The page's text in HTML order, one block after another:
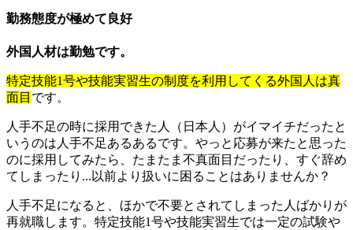
勤務態度が極めて良好
外国人材は勤勉です。
特定技能1号や技能実習生の制度を利用してくる外国人は真
面目 です。
人手不足の時に採用できた人（日本人）がイマイチだったと
いうのは人手不足あるあるです。やっと応募が来たと思った
のに採用してみたら、たまたま不真面目だったり、すぐ辞め
てしまったり...以前より扱いに困ることはありませんか？
人手不足になると、ほかで不要とされてしまった人ばかりが
再就職します。特定技能1号や技能実習生では一定の試験や